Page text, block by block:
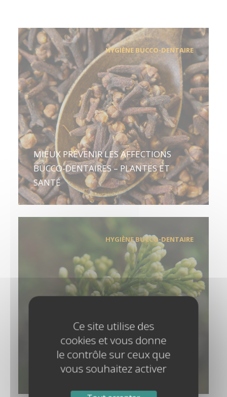
HYGIÈNE BUCCO-DENTAIRE
MIEUX PRÉVENIR LES AFFECTIONS
BUCCO-DENTAIRES – PLANTES ET
SANTÉ
HYGIÈNE BUCCO-DENTAIRE
LE GIROFLIER, UN CALMANT
SOUVERAIN – PRIMA
Ce site utilise des
cookies et vous donne
le contrôle sur ceux que
vous souhaitez activer